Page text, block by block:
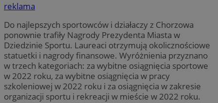
reklama
Do najlepszych sportowców i działaczy z Chorzowa
ponownie trafiły Nagrody Prezydenta Miasta w
Dziedzinie Sportu. Laureaci otrzymują okolicznościowe
statuetki i nagrody finansowe. Wyróżnienia przyznano
w trzech kategoriach: za wybitne osiągnięcia sportowe
w 2022 roku, za wybitne osiągnięcia w pracy
szkoleniowej w 2022 roku i za osiągnięcia w zakresie
organizacji sportu i rekreacji w mieście w 2022 roku.